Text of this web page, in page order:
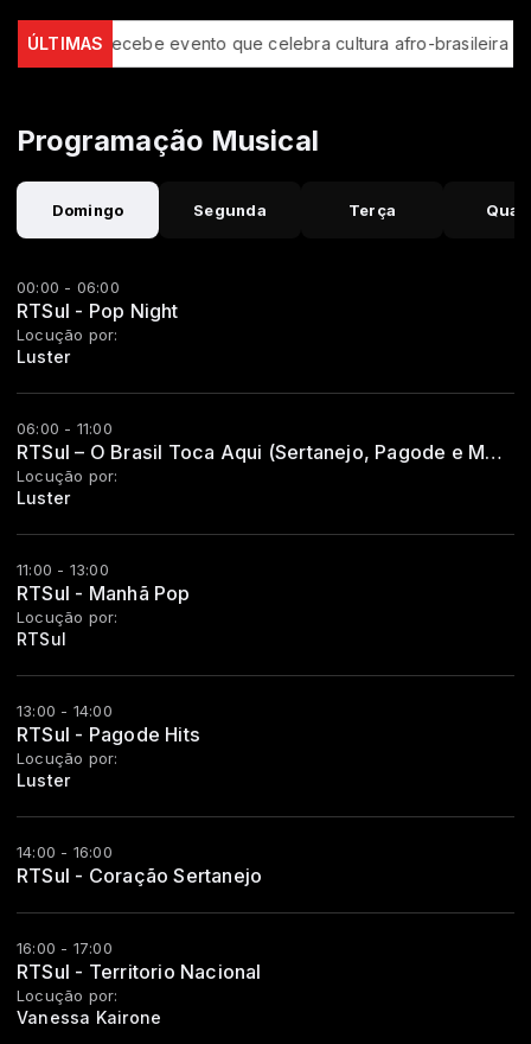
ÚLTIMAS
São Luís recebe evento que celebra cultura afro-brasileira
Programação Musical
Domingo Segunda Terça
00:00 - 06:00
RTSul - Pop Night
Locução por:
Luster
06:00 - 11:00
RTSul – O Brasil Toca Aqui (Sertanejo, Pagode e MPB)
Locução por:
Luster
11:00 - 13:00
RTSul - Manhã Pop
Locução por:
RTSul
13:00 - 14:00
RTSul - Pagode Hits
Locução por:
Luster
14:00 - 16:00
RTSul - Coração Sertanejo
16:00 - 17:00
RTSul - Territorio Nacional
Locução por:
Vanessa Kairone